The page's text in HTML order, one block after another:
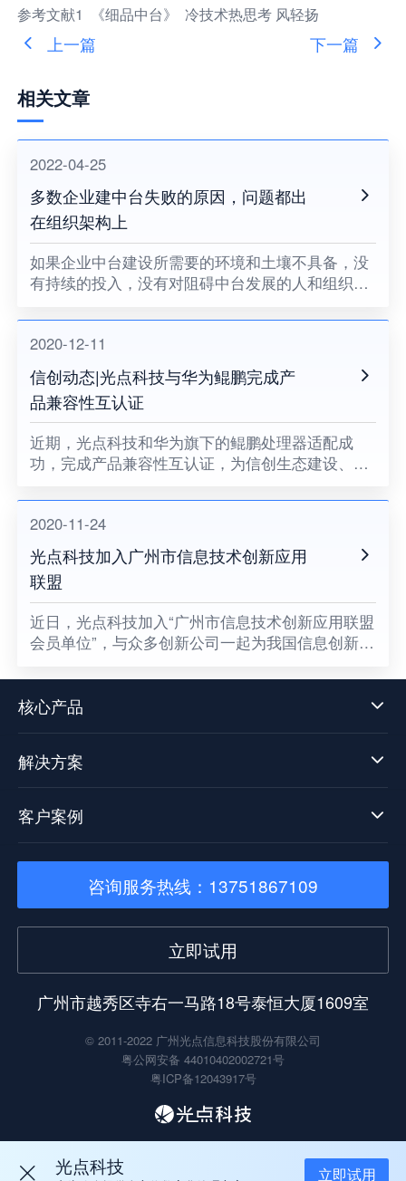
参考文献1 《细品中台》 冷技术热思考 风轻扬
上一篇 下一篇
相关文章
2022-04-25
多数企业建中台失败的原因，问题都出
在组织架构上
如果企业中台建设所需要的环境和土壤不具备，没
有持续的投入，没有对阻碍中台发展的人和组织提
业中台将很难健康地成长。
2020-12-11
信创动态|光点科技与华为鲲鹏完成产
品兼容性互认证
近期，光点科技和华为旗下的鲲鹏处理器适配成
功，完成产品兼容性互认证，为信创生态建设、关
2020-11-24
光点科技加入广州市信息技术创新应用
联盟
​近日，光点科技加入“广州市信息技术创新应用联盟
会员单位”，与众多创新公司一起为我国信息创新发
台技术发展迈向了新阶段。
核心产品
解决方案
客户案例
咨询服务热线：13751867109
立即试用
广州市越秀区寺右一马路18号泰恒大厦1609室
© 2011-2022 广州光点信息科技股份有限公司
粤公网安备 44010402002721号
粤ICP备12043917号
光点科技 立即试用